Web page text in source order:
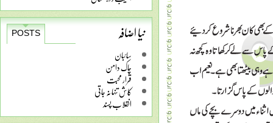
نیا اضافہ
POSTS
سائبان
چاک دامن
قرار محبت
کاش تنہا نہ جاتی
انقلاب پسند